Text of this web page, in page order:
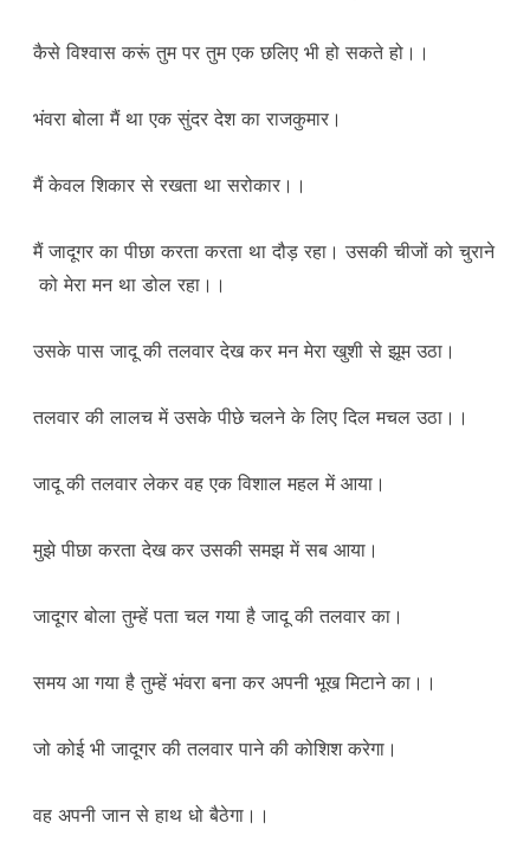
कैसे विश्वास करूं तुम पर तुम एक छलिए भी हो सकते हो।।
भंवरा बोला मैं था एक सुंदर देश का राजकुमार।
मैं केवल शिकार से रखता था सरोकार।।
मैं जादूगर का पीछा करता करता था दौड़ रहा। उसकी चीजों को चुराने
को मेरा मन था डोल रहा।।
उसके पास जादू की तलवार देख कर मन मेरा खुशी से झूम उठा।
तलवार की लालच में उसके पीछे चलने के लिए दिल मचल उठा।।
जादू की तलवार लेकर वह एक विशाल महल में आया।
मुझे पीछा करता देख कर उसकी समझ में सब आया।
जादूगर बोला तुम्हें पता चल गया है जादू की तलवार का।
समय आ गया है तुम्हें भंवरा बना कर अपनी भूख मिटाने का।।
जो कोई भी जादूगर की तलवार पाने की कोशिश करेगा।
वह अपनी जान से हाथ धो बैठेगा।।